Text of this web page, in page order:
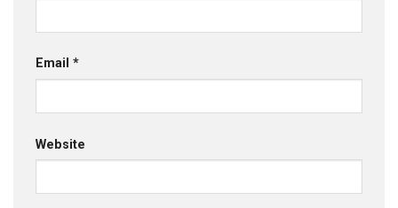
Email *
Website